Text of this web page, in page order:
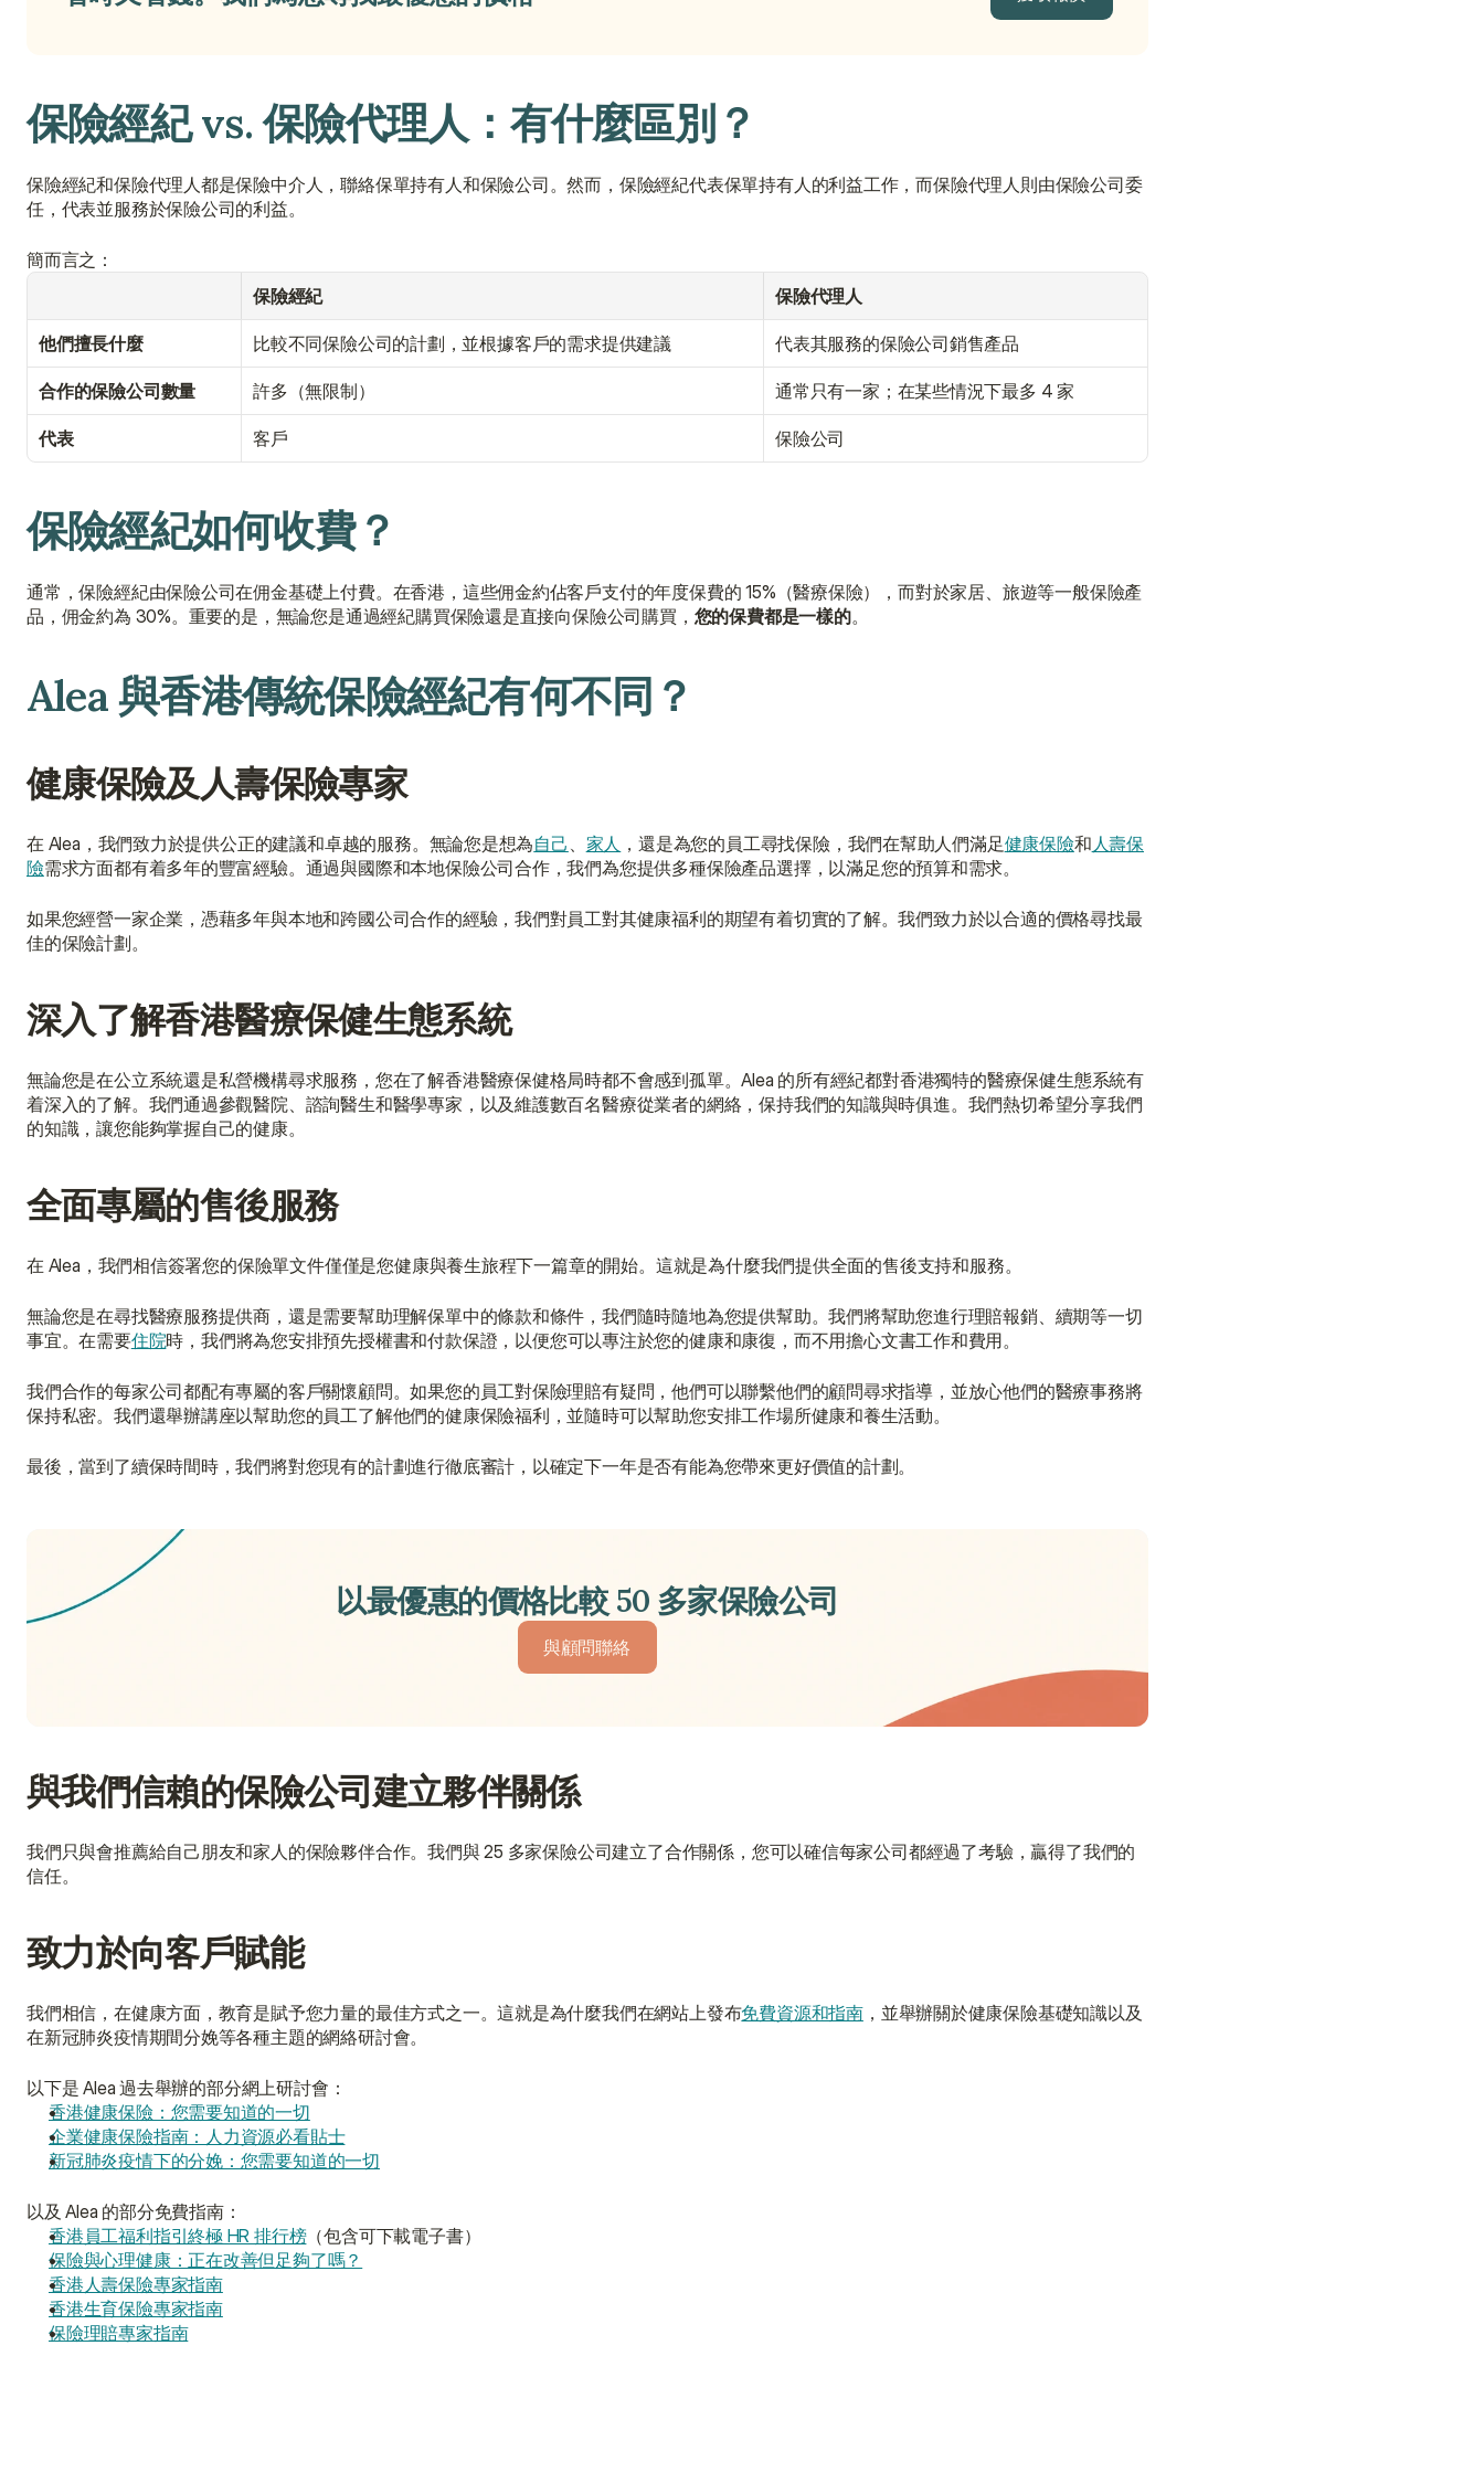
保險經紀 vs. 保險代理人：有什麼區別？
保險經紀和保險代理人都是保險中介人，聯絡保單持有人和保險公司。然而，保險經紀代表保單持有人的利益工作，而保險代理人則由保險公司委
任，代表並服務於保險公司的利益。
簡而言之：
保險經紀
保險代理人
他們擅長什麼 比較不同保險公司的計劃，並根據客戶的需求提供建議 代表其服務的保險公司銷售產品
合作的保險公司數量 許多（無限制） 通常只有一家；在某些情況下最多 4 家
代表 客戶 保險公司
保險經紀如何收費？
通常，保險經紀由保險公司在佣金基礎上付費。在香港，這些佣金約佔客戶支付的年度保費的 15%（醫療保險），而對於家居、旅遊等一般保險產
品，佣金約為 30%。重要的是，無論您是通過經紀購買保險還是直接向保險公司購買， 您的保費都是一樣的。
Alea 與香港傳統保險經紀有何不同？
健康保險及人壽保險專家
在 Alea，我們致力於提供公正的建議和卓越的服務。無論您是想為自己 、 家人 ，還是為您的員工尋找保險，我們在幫助人們滿足健康保險和人壽保
險需求方面都有着多年的豐富經驗。通過與國際和本地保險公司合作，我們為您提供多種保險產品選擇，以滿足您的預算和需求。
如果您經營一家企業，憑藉多年與本地和跨國公司合作的經驗，我們對員工對其健康福利的期望有着切實的了解。我們致力於以合適的價格尋找最
佳的保險計劃。
深入了解香港醫療保健生態系統
無論您是在公立系統還是私營機構尋求服務，您在了解香港醫療保健格局時都不會感到孤單。Alea 的所有經紀都對香港獨特的醫療保健生態系統有
着深入的了解。我們通過參觀醫院、諮詢醫生和醫學專家，以及維護數百名醫療從業者的網絡，保持我們的知識與時俱進。我們熱切希望分享我們
的知識，讓您能夠掌握自己的健康。
全面專屬的售後服務
在 Alea，我們相信簽署您的保險單文件僅僅是您健康與養生旅程下一篇章的開始。這就是為什麼我們提供全面的售後支持和服務。
無論您是在尋找醫療服務提供商，還是需要幫助理解保單中的條款和條件，我們隨時隨地為您提供幫助。我們將幫助您進行理賠報銷、續期等一切
事宜。在需要住院時，我們將為您安排預先授權書和付款保證，以便您可以專注於您的健康和康復，而不用擔心文書工作和費用。
我們合作的每家公司都配有專屬的客戶關懷顧問。如果您的員工對保險理賠有疑問，他們可以聯繫他們的顧問尋求指導，並放心他們的醫療事務將
保持私密。我們還舉辦講座以幫助您的員工了解他們的健康保險福利，並隨時可以幫助您安排工作場所健康和養生活動。
最後，當到了續保時間時，我們將對您現有的計劃進行徹底審計，以確定下一年是否有能為您帶來更好價值的計劃。
以最優惠的價格比較 50 多家保險公司
與顧問聯絡
與我們信賴的保險公司建立夥伴關係
我們只與會推薦給自己朋友和家人的保險夥伴合作。我們與 25 多家保險公司建立了合作關係，您可以確信每家公司都經過了考驗，贏得了我們的
信任。
致力於向客戶賦能
我們相信，在健康方面，教育是賦予您力量的最佳方式之一。這就是為什麼我們在網站上發布免費資源和指南，並舉辦關於健康保險基礎知識以及
在新冠肺炎疫情期間分娩等各種主題的網絡研討會。
以下是 Alea 過去舉辦的部分網上研討會：
香港健康保險：您需要知道的一切
企業健康保險指南：人力資源必看貼士
新冠肺炎疫情下的分娩：您需要知道的一切
以及 Alea 的部分免費指南：
香港員工福利指引終極 HR 排行榜（包含可下載電子書）
保險與心理健康：正在改善但足夠了嗎？
香港人壽保險專家指南
香港生育保險專家指南
保險理賠專家指南